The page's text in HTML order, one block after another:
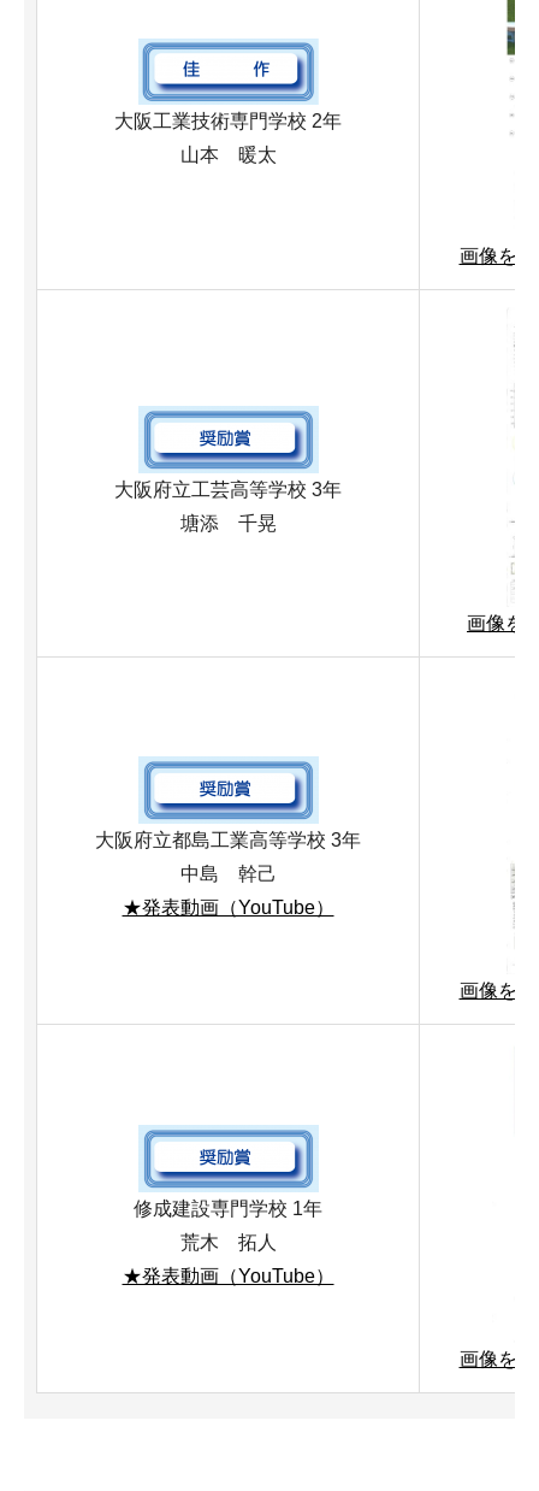
大阪工業技術専門学校 2年
山本 暖太
画像を
大阪府立工芸高等学校 3年
塘添 千晃
画像を
大阪府立都島工業高等学校 3年
中島 幹己
★発表動画（YouTube）
画像を
修成建設専門学校 1年
荒木 拓人
★発表動画（YouTube）
画像を